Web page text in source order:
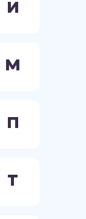
И
М
П
Т